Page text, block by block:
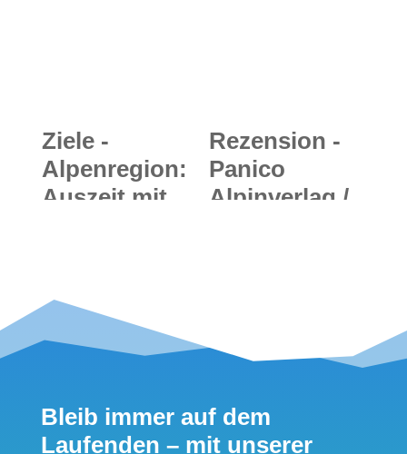
Ziele -
Alpenregion:
Auszeit mit
erfrischende
MTB-Touren
Rezension -
Panico
Alpinverlag /
Hausberge -
er inkl. GPS-
Bleib immer auf dem
Laufenden – mit unserer